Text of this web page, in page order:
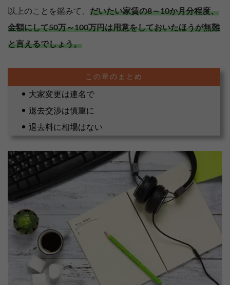
以上のことを鑑みて、 だいたい家賃の8～10か月分程度、
金額にして50万～100万円は用意をしておいたほうが無難
と言えるでしょう。
大家変更は連名で
退去交渉は慎重に
退去料に相場はない